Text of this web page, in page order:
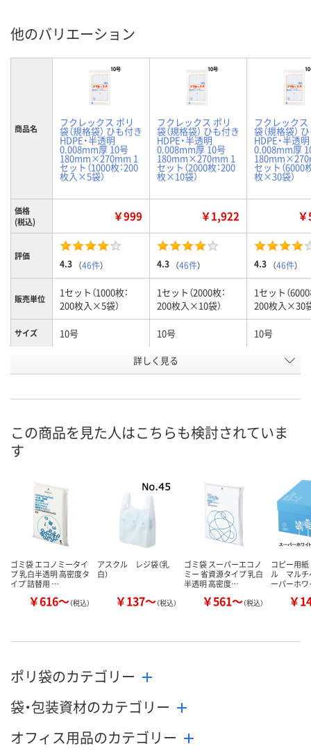
他のバリエーション
商品名 フクレックス ポリ
袋（規格袋） ひも付き
HDPE・半透明
0.008mm厚 10号
180mm×270mm 1
セット（1000枚：200
枚入×5袋）
フクレックス ポリ
袋（規格袋） ひも付き
HDPE・半透明
0.008mm厚 10号
180mm×270mm 1
セット（2000枚：200
枚×10袋）
フクレックス
袋（規格袋）
HDPE・半透明
0.008mm厚
セット（6000
枚×30袋）
価格
(税込)
￥999 ￥1,922
評価
4.3 （46件） 4.3 （46件） 4.3 （46件）
販売単位
1セット（1000枚：
200枚入×5袋）
1セット（2000枚：
200枚入×10袋）
1セット（6000
200枚入×30
サイズ 10号 10号 10号
1293462 1301386
8月10日（月）
カゴへ カ
詳しく見る
この商品を見た人はこちらも検討されていま
す
ゴミ袋 エコノミータイ
プ 乳白半透明 高密度タ
イプ 詰替用 …
￥616～（税込）
アスクル レジ袋（乳
白）
￥137～（税込）
ゴミ袋 スーパーエコノ
ミー 省資源タイプ 乳白
半透明 高密度…
￥561～（税込）
コピー用
ル マルチ
ーパーホワ
￥
ポリ袋のカテゴリー
袋・包装資材のカテゴリー
オフィス用品のカテゴリー